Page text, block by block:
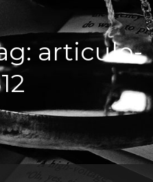
articulo-